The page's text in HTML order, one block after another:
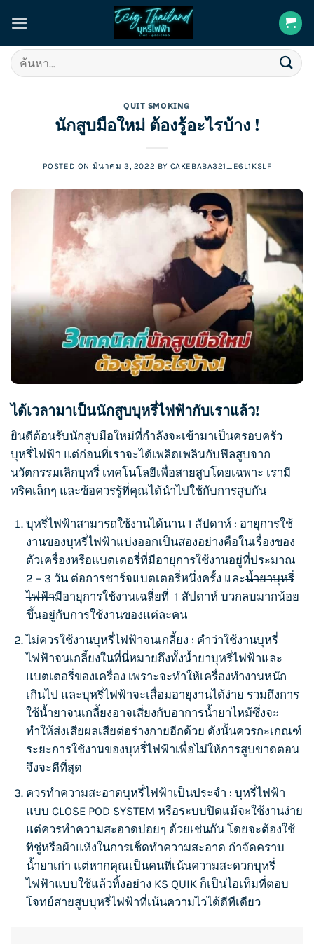
content
ค้นหา:
QUIT SMOKING
นักสูบมือใหม่ ต้องรู้อะไรบ้าง !
POSTED ON มีนาคม 3, 2022 BY CAKEBABA321_E6L1KSLF
ได้เวลามาเป็นนักสูบบุหรี่ไฟฟ้ากับเราแล้ว!
ยินดีต้อนรับนักสูบมือใหม่ที่กำลังจะเข้ามาเป็นครอบครัว
บุหรี่ไฟฟ้า แต่ก่อนที่เราจะได้เพลิดเพลินกับฟีลสูบจาก
นวัตกรรมเลิกบุหรี่ เทคโนโลยีเพื่อสายสูบโดยเฉพาะ เรามี
ทริคเล็กๆ และข้อควรรู้ที่คุณได้นำไปใช้กับการสูบกัน
บุหรี่ไฟฟ้าสามารถใช้งานได้นาน 1 สัปดาห์ : อายุการใช้
งานของบุหรี่ไฟฟ้าแบ่งออกเป็นสองอย่างคือในเรื่องของ
ตัวเครื่องหรือแบตเตอรี่ที่มีอายุการใช้งานอยู่ที่ประมาณ
2 – 3 วัน ต่อการชาร์จแบตเตอรี่หนึ่งครั้ง และน้ำยาบุหรี่
ไฟฟ้ามีอายุการใช้งานเฉลี่ยที่ 1 สัปดาห์ บวกลบมากน้อย
ขึ้นอยู่กับการใช้งานของแต่ละคน
ไม่ควรใช้งานบุหรี่ไฟฟ้าจนเกลี้ยง : คำว่าใช้งานบุหรี่
ไฟฟ้าจนเกลี้ยงในที่นี่หมายถึงทั้งน้ำยาบุหรี่ไฟฟ้าและ
แบตเตอรี่ของเครื่อง เพราะจะทำให้เครื่องทำงานหนัก
เกินไป และบุหรี่ไฟฟ้าจะเสื่อมอายุงานได้ง่าย รวมถึงการ
ใช้น้ำยาจนเกลี้ยงอาจเสี่ยงกับอาการน้ำยาไหม้ซึ่งจะ
ทำให้ส่งเสียผลเสียต่อร่างกายอีกด้วย ดังนั้นควรกะเกณฑ์
ระยะการใช้งานของบุหรี่ไฟฟ้าเพื่อไม่ให้การสูบขาดตอน
จึงจะดีที่สุด
ควรทำความสะอาดบุหรี่ไฟฟ้าเป็นประจำ : บุหรี่ไฟฟ้า
แบบ CLOSE POD SYSTEM หรือระบบปิดแม้จะใช้งานง่าย
แต่ควรทำความสะอาดบ่อยๆ ด้วยเช่นกัน โดยจะต้องใช้
ทิชู่หรือผ้าแห้งในการเช็ดทำความสะอาด กำจัดคราบ
น้ำยาเก่า แต่หากคุณเป็นคนที่เน้นความสะดวกบุหรี่
ไฟฟ้าแบบใช้แล้วทิ้งอย่าง KS QUIKก็เป็นไอเท็มที่ตอบ
โจทย์สายสูบบุหรี่ไฟฟ้าที่เน้นความไวได้ดีทีเดียว